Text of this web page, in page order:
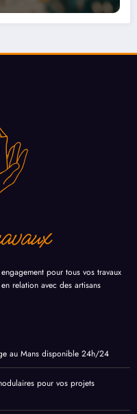
pour tous vos travaux
relation avec des artisans
au Mans disponible 24h/24
pour vos projets